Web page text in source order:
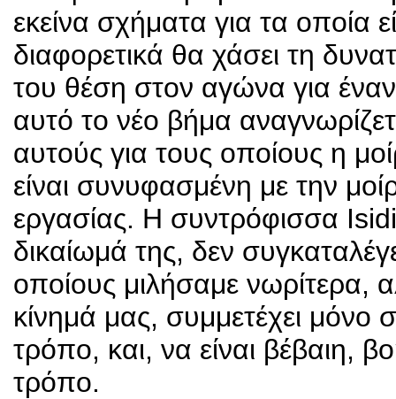
εκείνα σχήματα για τα οποία
διαφορετικά θα χάσει τη
του θέση στον αγώνα για
αυτό το νέο βήμα
αυτούς για τους οποίους η
είναι συνυφασμένη με την
εργασίας. Η συντρόφισσα
δικαίωμά της, δεν
οποίους μιλήσαμε νωρίτερα,
κίνημά μας, συμμετέχει μόνο
τρόπο, και, να είναι βέβαιη,
τρόπο.